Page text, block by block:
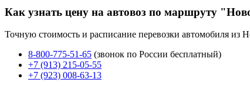
Как узнать цену на автовоз по маршруту
Точную стоимость и расписание перевозки автомобиля
8-800-775-51-65 (звонок по России бесплатный)
+7 (913) 215-05-55
+7 (923) 008-63-13